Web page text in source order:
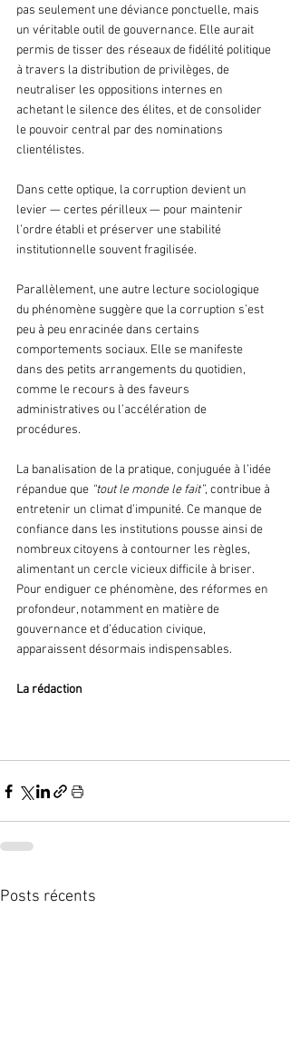
pas seulement une déviance ponctuelle, mais
un véritable outil de gouvernance. Elle aurait
permis de tisser des réseaux de fidélité politique
à travers la distribution de privilèges, de
neutraliser les oppositions internes en
achetant le silence des élites, et de consolider
le pouvoir central par des nominations
clientélistes.
Dans cette optique, la corruption devient un
levier — certes périlleux — pour maintenir
l’ordre établi et préserver une stabilité
institutionnelle souvent fragilisée.
Parallèlement, une autre lecture sociologique
du phénomène suggère que la corruption s’est
peu à peu enracinée dans certains
comportements sociaux. Elle se manifeste
dans des petits arrangements du quotidien,
comme le recours à des faveurs
administratives ou l’accélération de
procédures.
La banalisation de la pratique, conjuguée à l’idée
répandue que “tout le monde le fait”, contribue à
entretenir un climat d’impunité. Ce manque de
confiance dans les institutions pousse ainsi de
nombreux citoyens à contourner les règles,
alimentant un cercle vicieux difficile à briser.
Pour endiguer ce phénomène, des réformes en
profondeur, notamment en matière de
gouvernance et d’éducation civique,
apparaissent désormais indispensables.
La rédaction
Posts récents